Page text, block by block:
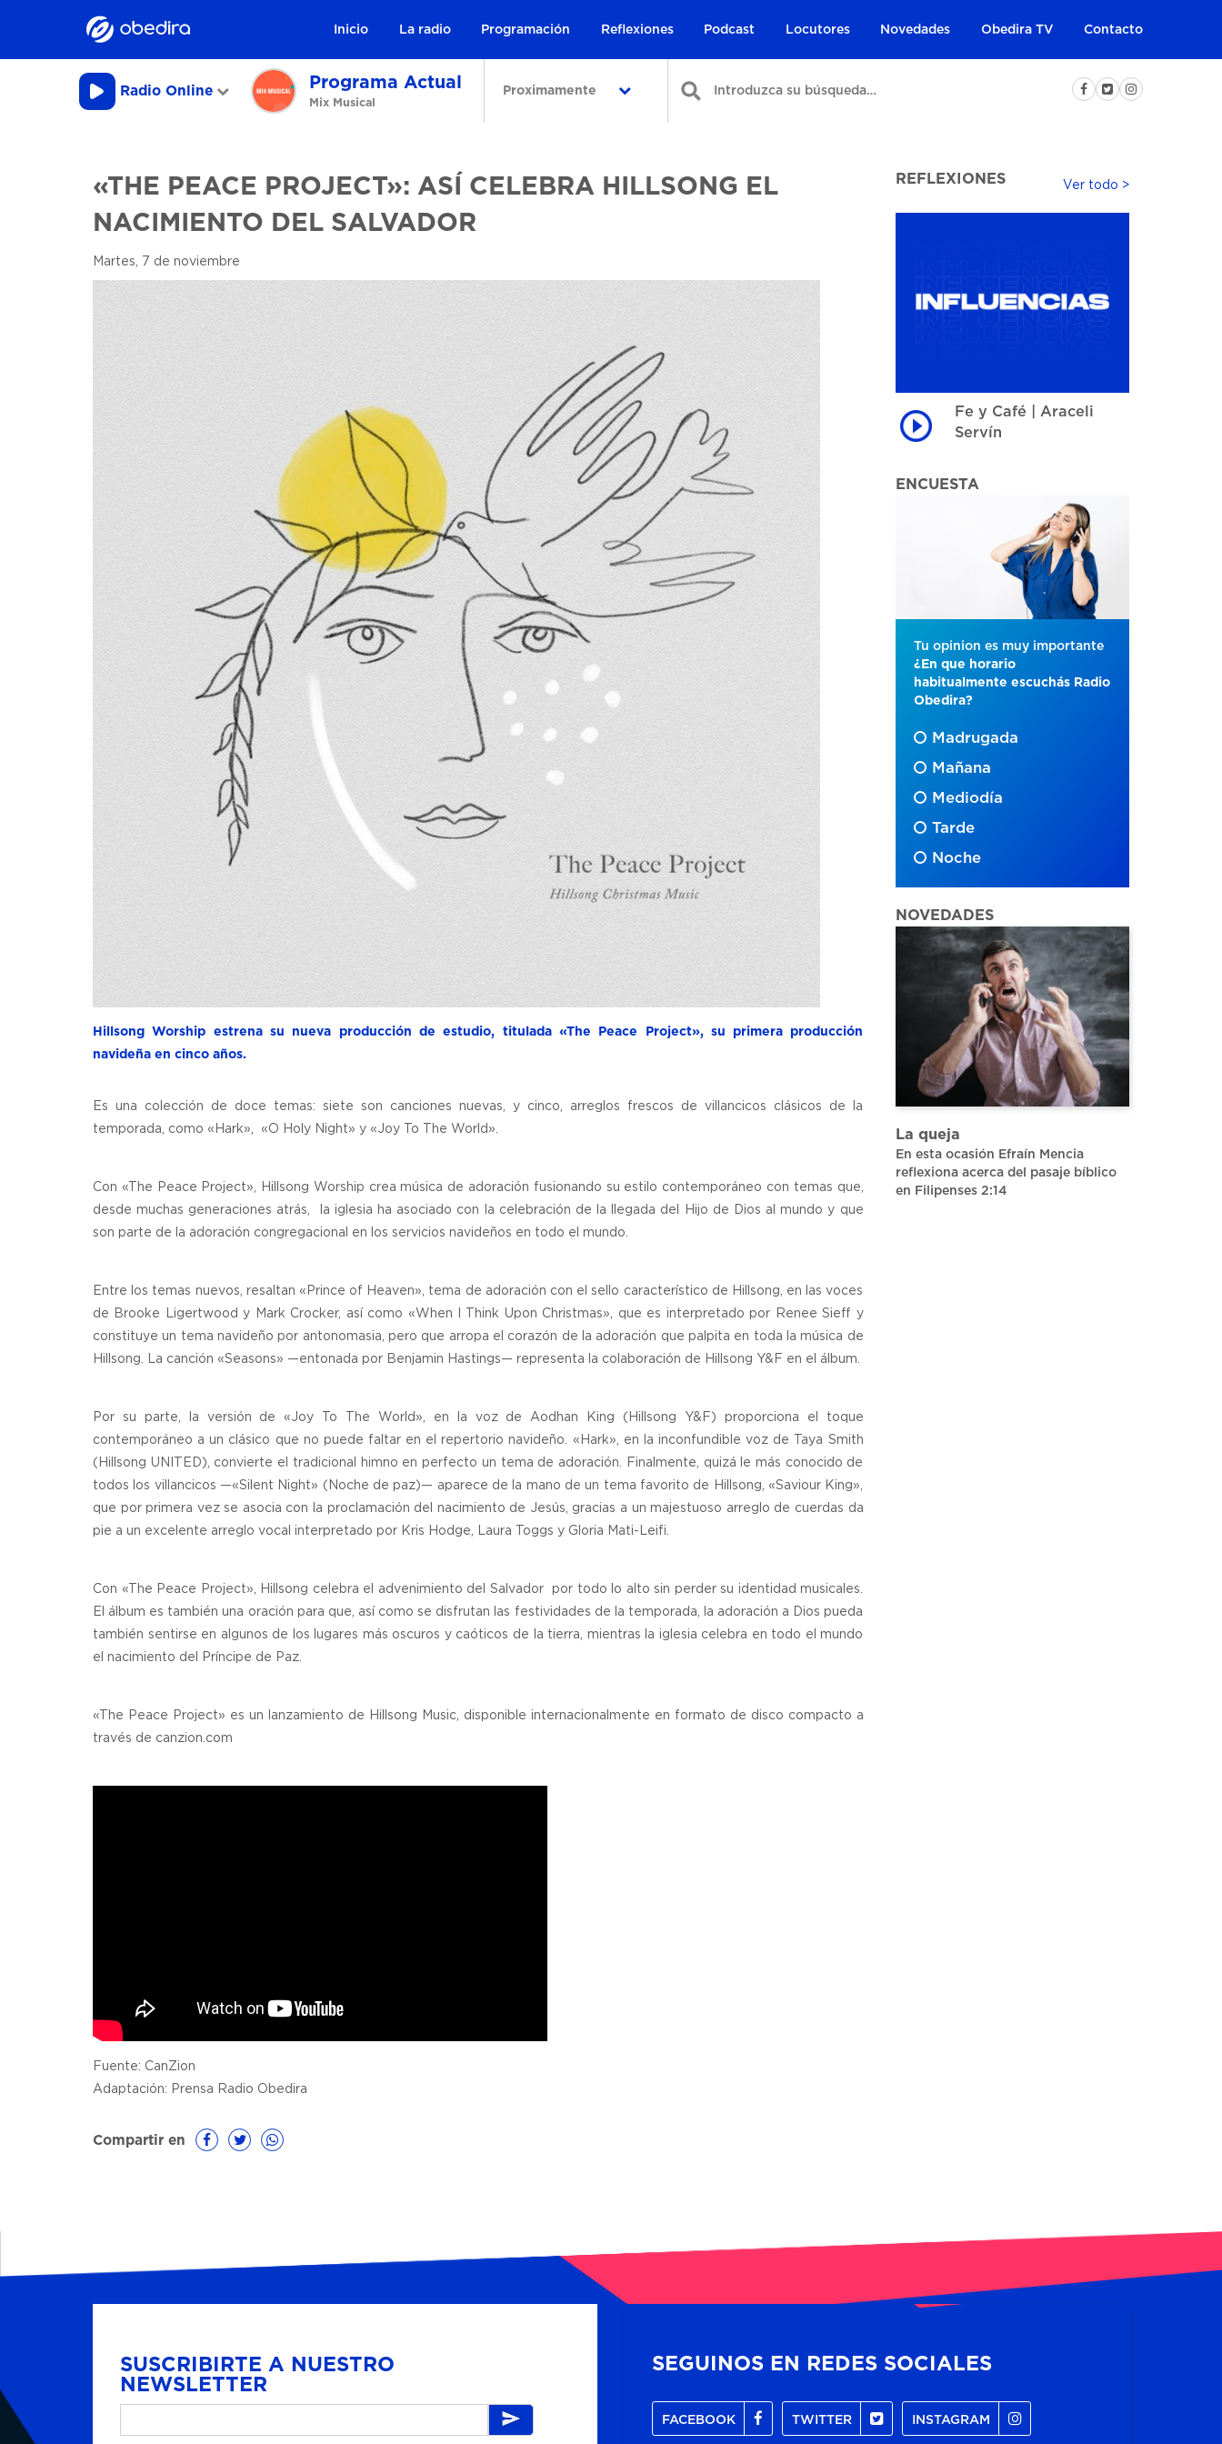
Inicio La radio Programación Reflexiones Podcast Locutores Novedades Obedira TV Contacto
Radio Online Programa Actual
Mix Musical
Proximamente
«THE PEACE PROJECT»: ASÍ CELEBRA HILLSONG EL
NACIMIENTO DEL SALVADOR
Martes, 7 de noviembre
Hillsong Worship estrena su nueva producción de estudio, titulada «The Peace Project», su primera producción
navideña en cinco años.
Es una colección de doce temas: siete son canciones nuevas, y cinco, arreglos frescos de villancicos clásicos de la
temporada, como «Hark», «O Holy Night» y «Joy To The World».
Con «The Peace Project», Hillsong Worship crea música de adoración fusionando su estilo contemporáneo con temas que,
desde muchas generaciones atrás, la iglesia ha asociado con la celebración de la llegada del Hijo de Dios al mundo y que
son parte de la adoración congregacional en los servicios navideños en todo el mundo.
Entre los temas nuevos, resaltan «Prince of Heaven», tema de adoración con el sello característico de Hillsong, en las voces
de Brooke Ligertwood y Mark Crocker, así como «When I Think Upon Christmas», que es interpretado por Renee Sieff y
constituye un tema navideño por antonomasia, pero que arropa el corazón de la adoración que palpita en toda la música de
Hillsong. La canción «Seasons» —entonada por Benjamin Hastings— representa la colaboración de Hillsong Y&F en el álbum.
Por su parte, la versión de «Joy To The World», en la voz de Aodhan King (Hillsong Y&F) proporciona el toque
contemporáneo a un clásico que no puede faltar en el repertorio navideño. «Hark», en la inconfundible voz de Taya Smith
(Hillsong UNITED), convierte el tradicional himno en perfecto un tema de adoración. Finalmente, quizá le más conocido de
todos los villancicos —«Silent Night» (Noche de paz)— aparece de la mano de un tema favorito de Hillsong, «Saviour King»,
que por primera vez se asocia con la proclamación del nacimiento de Jesús, gracias a un majestuoso arreglo de cuerdas da
pie a un excelente arreglo vocal interpretado por Kris Hodge, Laura Toggs y Gloria Mati-Leifi.
Con «The Peace Project», Hillsong celebra el advenimiento del Salvador por todo lo alto sin perder su identidad musicales.
El álbum es también una oración para que, así como se disfrutan las festividades de la temporada, la adoración a Dios pueda
también sentirse en algunos de los lugares más oscuros y caóticos de la tierra, mientras la iglesia celebra en todo el mundo
el nacimiento del Príncipe de Paz.
«The Peace Project» es un lanzamiento de Hillsong Music, disponible internacionalmente en formato de disco compacto a
través de canzion.com
Fuente: CanZion
Adaptación: Prensa Radio Obedira
Compartir en
REFLEXIONES Ver todo >
Fe y Café | Araceli
Servín
ENCUESTA
Tu opinion es muy importante
¿En que horario
habitualmente escuchás Radio
Obedira?
Madrugada
Mañana
Mediodía
Tarde
Noche
NOVEDADES
La queja
En esta ocasión Efraín Mencia
reflexiona acerca del pasaje bíblico
en Filipenses 2:14
SUSCRIBIRTE A NUESTRO
NEWSLETTER
SEGUINOS EN REDES SOCIALES
FACEBOOK TWITTER INSTAGRAM